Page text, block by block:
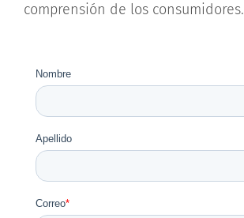
comprensión de los consumidores.